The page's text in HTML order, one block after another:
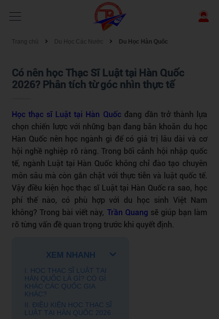
Trang chủ Du Học Các Nước Du Học Hàn Quốc
Có nên học Thạc Sĩ Luật tại Hàn Quốc
2026? Phân tích từ góc nhìn thực tế
Học thạc sĩ Luật tại Hàn Quốcđang dần trở thành lựa
chọn chiến lược với những bạn đang băn khoăn du học
Hàn Quốc nên học ngành gì để có giá trị lâu dài và cơ
hội nghề nghiệp rõ ràng. Trong bối cảnh hội nhập quốc
tế, ngành Luật tại Hàn Quốc không chỉ đào tạo chuyên
môn sâu mà còn gắn chặt với thực tiễn và luật quốc tế.
Vậy điều kiện học thạc sĩ Luật tại Hàn Quốc ra sao, học
phí thế nào, có phù hợp với du học sinh Việt Nam
không? Trong bài viết này, Trần Quang sẽ giúp bạn làm
rõ từng vấn đề quan trọng trước khi quyết định.
XEM NHANH
I. HỌC THẠC SĨ LUẬT TẠI
HÀN QUỐC LÀ GÌ? CÓ GÌ
KHÁC CÁC QUỐC GIA
KHÁC?
II. ĐIỀU KIỆN HỌC THẠC SĨ
LUẬT TẠI HÀN QUỐC 2026